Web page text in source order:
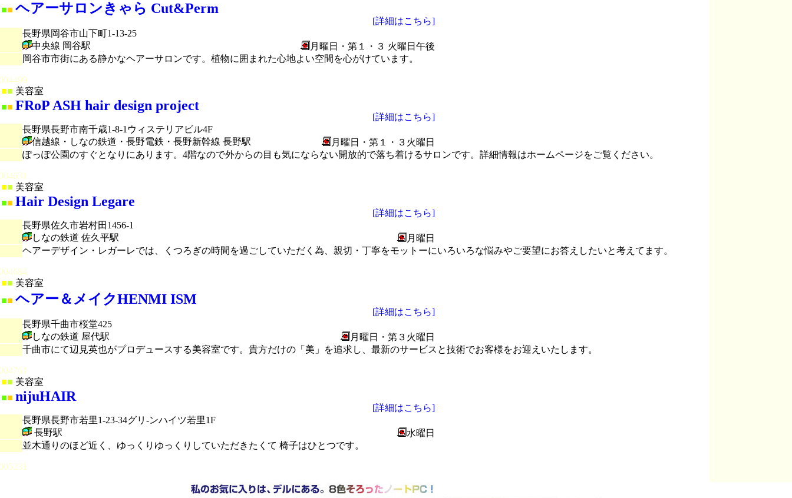
■■ ヘアーサロンきゃら Cut&Perm
[詳細はこちら]
長野県岡谷市山下町1-13-25
中央線 岡谷駅
月曜日・第１・３ 火曜日午後
岡谷市市街にある静かなヘアーサロンです。植物に囲まれた心地よい空間を心がけています。
■ 美容室
■■ FRoP ASH hair design project
[詳細はこちら]
長野県長野市南千歳1-8-1ウィステリアビル4F
信越線・しなの鉄道・長野電鉄・長野新幹線 長野駅
月曜日・第１・３火曜日
ぽっぽ公園のすぐとなりにあります。4階なので外からの目も気にならない開放的で落ち着けるサロンです。詳細情報はホームページをご覧ください。
■ 美容室
■■ Hair Design Legare
[詳細はこちら]
長野県佐久市岩村田1456-1
しなの鉄道 佐久平駅
月曜日
ヘアーデザイン・レガーレでは、くつろぎの時間を過ごしていただく為、親切・丁寧をモットーにいろいろな悩みやご要望にお答えしたいと考えてます。
■ 美容室
■■ ヘアー＆メイクHENMI ISM
[詳細はこちら]
長野県千曲市桜堂425
しなの鉄道 屋代駅
月曜日・第３火曜日
千曲市にて辺見英也がプロデュースする美容室です。貴方だけの「美」を追求し、最新のサービスと技術でお客様をお迎えいたします。
■ 美容室
■■ nijuHAIR
[詳細はこちら]
長野県長野市若里1-23-34グリ-ンハイツ若里1F
長野駅
水曜日
並木通りのほど近く、ゆっくりゆっくりしていただきたくて 椅子はひとつです。